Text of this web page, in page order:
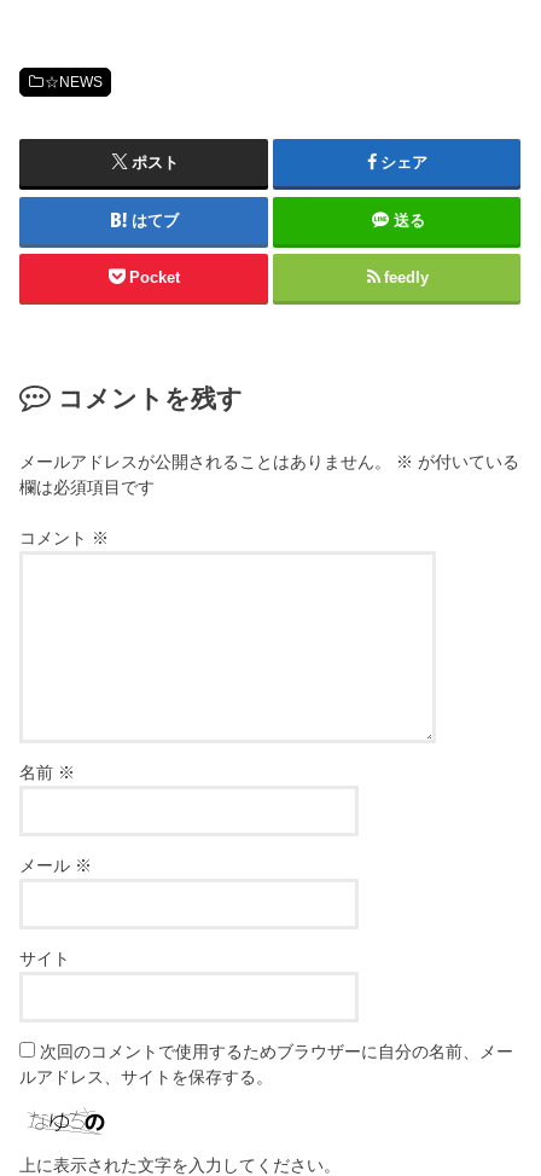
☆NEWS
ポスト シェア
はてブ 送る
Pocket feedly
コメントを残す
メールアドレスが公開されることはありません。 ※ が付いている
欄は必須項目です
コメント ※
名前 ※
メール ※
サイト
次回のコメントで使用するためブラウザーに自分の名前、メー
ルアドレス、サイトを保存する。
上に表示された文字を入力してください。